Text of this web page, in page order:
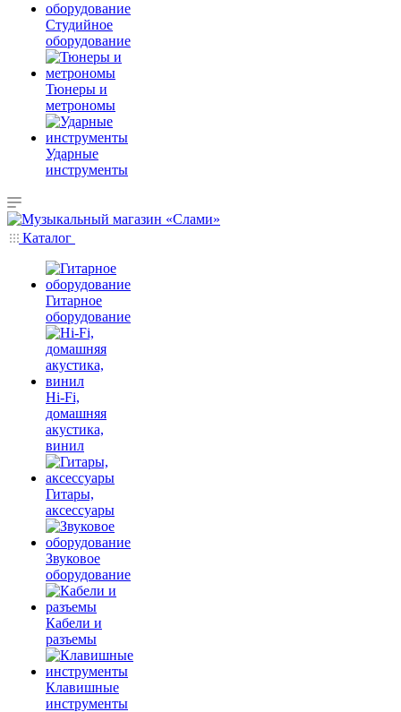
Студийное
оборудование
Тюнеры и
метрономы
Ударные
инструменты
Каталог
Гитарное
оборудование
Hi-Fi,
домашняя
акустика,
винил
Гитары,
аксессуары
Звуковое
оборудование
Кабели и
разъемы
Клавишные
инструменты